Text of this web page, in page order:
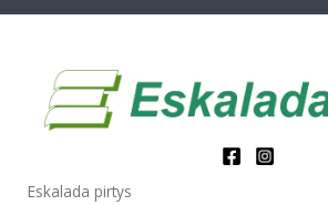
Eskalada pirtys